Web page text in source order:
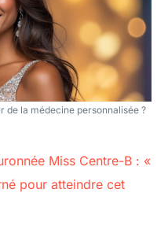
la médecine personnalisée ?
Miss Centre-B : «
pour atteindre cet